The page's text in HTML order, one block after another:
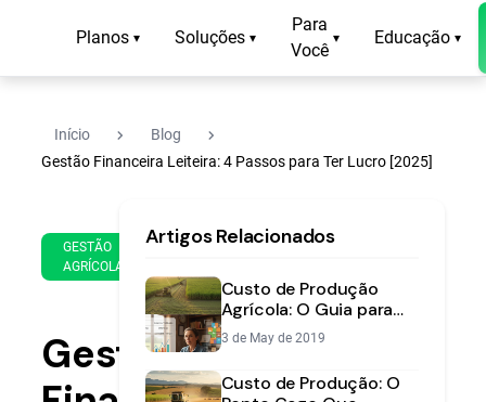
Planos ▾ Soluções ▾
Para
Você
▾ Educação ▾
Início navigate_next Blog navigate_next
Gestão Financeira Leiteira: 4 Passos para Ter Lucro [2025]
GESTÃO
AGRÍCOLA
de
de
2025
min
leitura
Gestão
Artigos Relacionados
Custo de Produção
Agrícola: O Guia para
Calcular e Otimizar
Seus Gastos
3 de May de 2019
Custo de Produção: O